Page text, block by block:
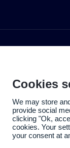
Cookies
We may store
provide social
clicking "Ok,
cookies. Your
your consent at